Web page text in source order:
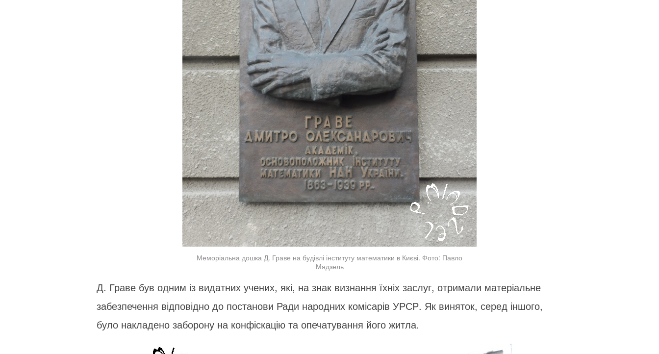
Меморіальна дошка Д. Граве на будівлі інституту математики в Києві. Фото: Павло
Мядзель
Д. Граве був одним із видатних учених, які, на знак визнання їхніх заслуг, отримали матеріальне
забезпечення відповідно до постанови Ради народних комісарів УРСР. Як виняток, серед іншого,
було накладено заборону на конфіскацію та опечатування його житла.